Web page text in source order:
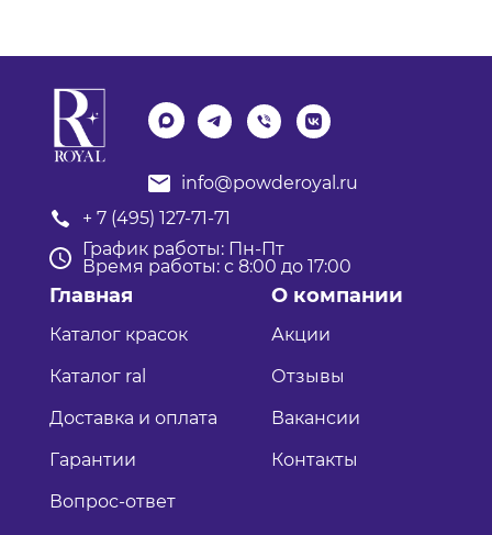
info@powderoyal.ru
+ 7 (495) 127-71-71
График работы: Пн-Пт
Время работы: с 8:00 до 17:00
Главная
Каталог красок
Каталог ral
Доставка и оплата
Гарантии
Вопрос-ответ
О компании
Акции
Отзывы
Вакансии
Контакты